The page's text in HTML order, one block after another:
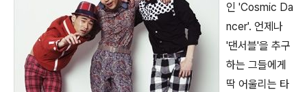
인 'Cosmic Da
ncer'. 언제나
'댄서블'을 추구
하는 그들에게
딱 어울리는 타